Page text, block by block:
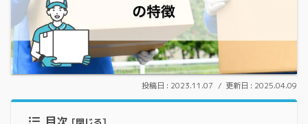
2023.11.07 2025.04.09